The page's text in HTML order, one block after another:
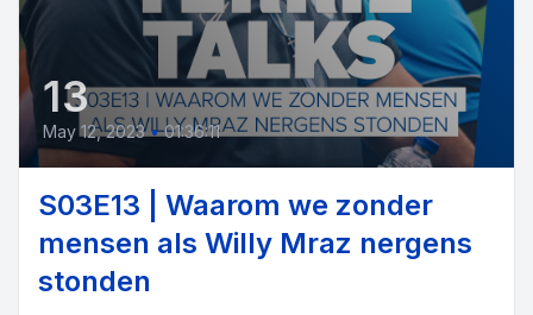
13
May 12, 2023 • 01:36:11
S03E13 | Waarom we zonder
mensen als Willy Mraz nergens
stonden